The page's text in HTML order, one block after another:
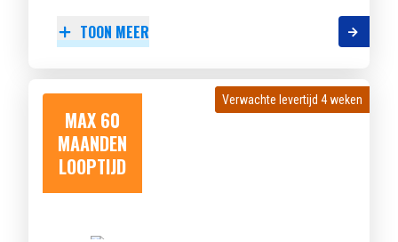
TOON MEER
MAX 60
MAANDEN
LOOPTIJD
Verwachte levertijd 4 weken
Verwachte levertijd 4 weken